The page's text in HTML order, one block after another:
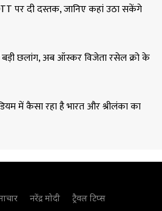
पर दी दस्तक, जानिए कहां उठा सकेंगे
बड़ी छलांग, अब ऑस्कर विजेता रसेल क्रो के
में कैसा रहा है भारत और श्रीलंका का
नरेंद्र मोदी ट्रैवल टिप्स